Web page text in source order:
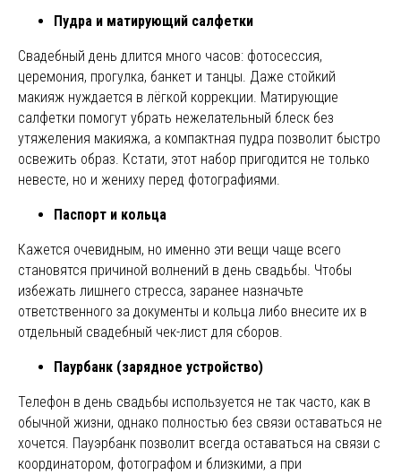
Пудра и матирующий салфетки
Свадебный день длится много часов: фотосессия,
церемония, прогулка, банкет и танцы. Даже стойкий
макияж нуждается в лёгкой коррекции. Матирующие
салфетки помогут убрать нежелательный блеск без
утяжеления макияжа, а компактная пудра позволит быстро
освежить образ. Кстати, этот набор пригодится не только
невесте, но и жениху перед фотографиями.
Паспорт и кольца
Кажется очевидным, но именно эти вещи чаще всего
становятся причиной волнений в день свадьбы. Чтобы
избежать лишнего стресса, заранее назначьте
ответственного за документы и кольца либо внесите их в
отдельный свадебный чек-лист для сборов.
Паурбанк (зарядное устройство)
Телефон в день свадьбы используется не так часто, как в
обычной жизни, однако полностью без связи оставаться не
хочется. Пауэрбанк позволит всегда оставаться на связи с
координатором, фотографом и близкими, а при
О НАС
Instagram, продукт компании Meta, которая признана экстремистской
организацией в России
ПОКУПАТЕЛЯМ
Подбор украшений под свадебное платье
Индивидуальный заказ
Доставка
Возврат
Отзывы
Рекомендации по уходу
Повседневные украшения
Сотрудничество с нами
Вакансии